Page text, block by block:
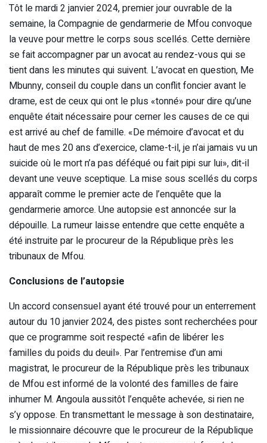
Tôt le mardi 2 janvier 2024, premier jour ouvrable de la
semaine, la Compagnie de gendarmerie de Mfou convoque
la veuve pour mettre le corps sous scellés. Cette dernière
se fait accompagner par un avocat au rendez-vous qui se
tient dans les minutes qui suivent. L’avocat en question, Me
Mbunny, conseil du couple dans un conflit foncier avant le
drame, est de ceux qui ont le plus «tonné» pour dire qu’une
enquête était nécessaire pour cerner les causes de ce qui
est arrivé au chef de famille. «De mémoire d’avocat et du
haut de mes 20 ans d’exercice, clame-t-il, je n’ai jamais vu un
suicide où le mort n’a pas déféqué ou fait pipi sur lui», dit-il
devant une veuve sceptique. La mise sous scellés du corps
apparaît comme le premier acte de l’enquête que la
gendarmerie amorce. Une autopsie est annoncée sur la
dépouille. La rumeur laisse entendre que cette enquête a
été instruite par le procureur de la République près les
tribunaux de Mfou.
Conclusions de l’autopsie
Un accord consensuel ayant été trouvé pour un enterrement
autour du 10 janvier 2024, des pistes sont recherchées pour
que ce programme soit respecté «afin de libérer les
familles du poids du deuil». Par l’entremise d’un ami
magistrat, le procureur de la République près les tribunaux
de Mfou est informé de la volonté des familles de faire
inhumer M. Angoula aussitôt l’enquête achevée, si rien ne
s’y oppose. En transmettant le message à son destinataire,
le missionnaire découvre que le procureur de la République